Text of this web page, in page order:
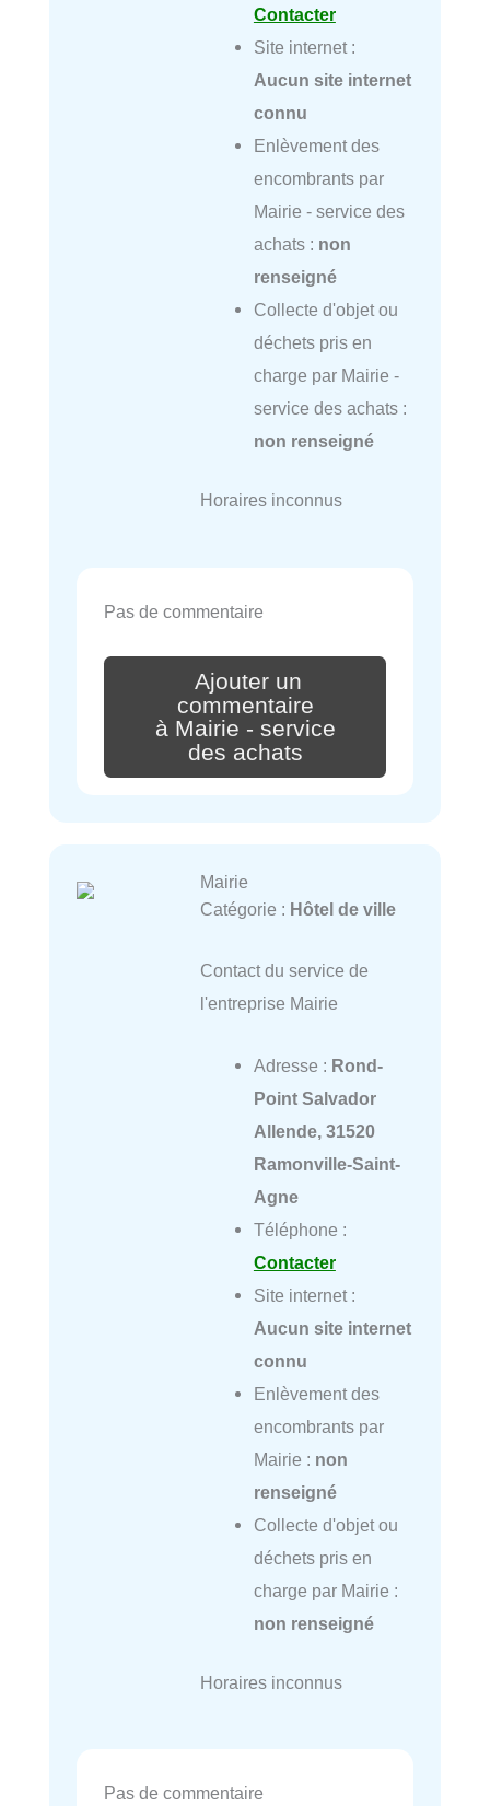
Contacter
Site internet :
Aucun site internet
connu
Enlèvement des
encombrants par
Mairie - service des
achats : non
renseigné
Collecte d'objet ou
déchets pris en
charge par Mairie -
service des achats :
non renseigné
Horaires inconnus
Pas de commentaire
Ajouter un
commentaire
à Mairie - service
des achats
Mairie
Catégorie : Hôtel de ville
Contact du service de
l'entreprise Mairie
Adresse : Rond-
Point Salvador
Allende, 31520
Ramonville-Saint-
Agne
Téléphone :
Contacter
Site internet :
Aucun site internet
connu
Enlèvement des
encombrants par
Mairie : non
renseigné
Collecte d'objet ou
déchets pris en
charge par Mairie :
non renseigné
Horaires inconnus
Pas de commentaire